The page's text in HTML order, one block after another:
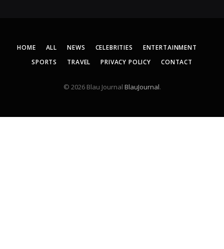
HOME ALL NEWS CELEBRITIES
ENTERTAINMENT
SPORTS
TRAVEL PRIVACY POLICY CONTACT
© 2026 Blau Journal BlauJournal.